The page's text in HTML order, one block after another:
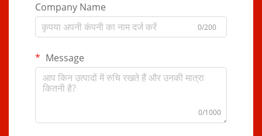
Company Name
0/200
Message
0/1000